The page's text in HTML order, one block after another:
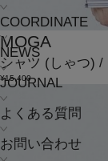
COORDINATE
NEWS
JOURNAL
よくある質問
お問い合わせ
MOGA
シャツ (しゃつ) /
¥15,400